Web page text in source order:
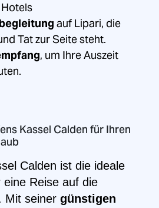
auf Lipari, die
Tat zur Seite steht.
, um Ihre Auszeit
Kassel Calden für Ihren
Calden ist die ideale
Reise auf die
Mit seiner günstigen